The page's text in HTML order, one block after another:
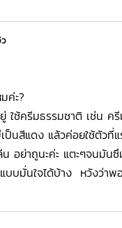
ค่ะ?
ใช้ครีมธรรมชาติ เช่น
นสีแดง แล้วค่อยใช้ตัวที่
อย่าถูนะค่ะ แตะๆจนมัน
มั่นใจได้บ้าง หวังว่าพอ